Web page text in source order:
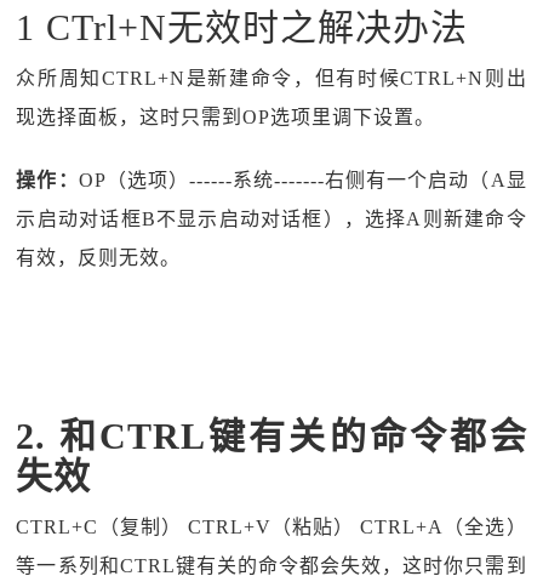
1 CTrl+N无效时之解决办法
众所周知CTRL+N是新建命令，但有时候CTRL+N则出
现选择面板，这时只需到OP选项里调下设置。
操作： OP（选项）------系统-------右侧有一个启动（A显
示启动对话框B不显示启动对话框），选择A则新建命令
有效，反则无效。
2. 和CTRL键有关的命令都会
失效
CTRL+C（复制） CTRL+V（粘贴） CTRL+A（全选）
等一系列和CTRL键有关的命令都会失效，这时你只需到